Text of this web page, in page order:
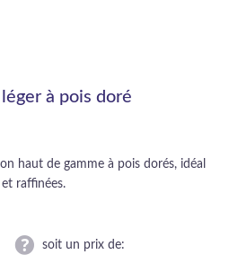
à pois doré
haut de gamme à pois dorés, idéal
raffinées.
soit un prix de: